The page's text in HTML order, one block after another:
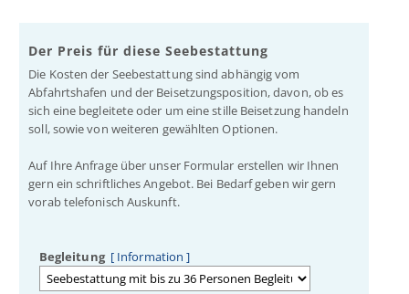
Der Preis für diese Seebestattung
Die Kosten der Seebestattung sind abhängig vom
Abfahrtshafen und der Beisetzungsposition, davon, ob es
sich eine begleitete oder um eine stille Beisetzung handeln
soll, sowie von weiteren gewählten Optionen.
Auf Ihre Anfrage über unser Formular erstellen wir Ihnen
gern ein schriftliches Angebot. Bei Bedarf geben wir gern
vorab telefonisch Auskunft.
Begleitung[ Information ]